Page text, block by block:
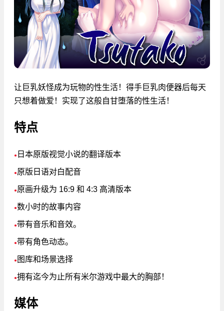
让巨乳妖怪成为玩物的性生活！得手巨乳肉便器后每天
只想着做爱！实现了这般自甘堕落的性生活！
特点
● 日本原版视觉小说的翻译版本
●原版日语对白配音
●原画升级为 16:9 和 4:3 高清版本
●数小时的故事内容
●带有音乐和音效。
●带有角色动态。
● 图库和场景选择
●拥有迄今为止所有米尔游戏中最大的胸部！
媒体